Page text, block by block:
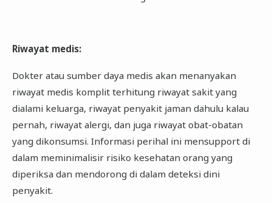
Riwayat medis:
Dokter atau sumber daya medis akan menanyakan
riwayat medis komplit terhitung riwayat sakit yang
dialami keluarga, riwayat penyakit jaman dahulu kalau
pernah, riwayat alergi, dan juga riwayat obat-obatan
yang dikonsumsi. Informasi perihal ini mensupport di
dalam meminimalisir risiko kesehatan orang yang
diperiksa dan mendorong di dalam deteksi dini
penyakit.